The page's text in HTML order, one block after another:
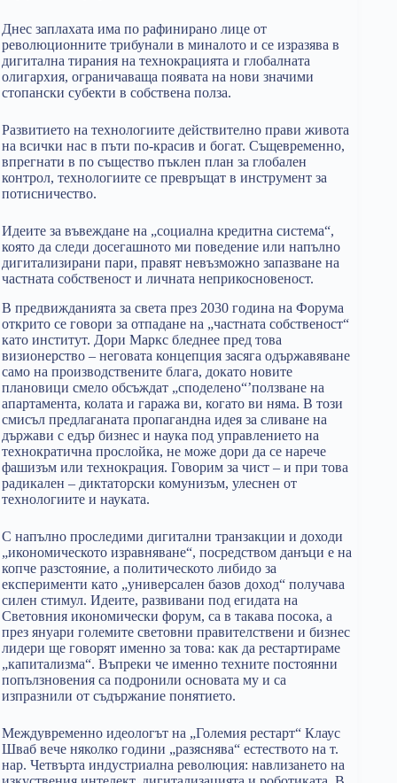
Днес заплахата има по рафинирано лице от
революционните трибунали в миналото и се изразява в
дигитална тирания на технокрацията и глобалната
олигархия, ограничаваща появата на нови значими
стопански субекти в собствена полза.
Развитието на технологиите действително прави живота
на всички нас в пъти по-красив и богат. Същевременно,
впрегнати в по същество пъклен план за глобален
контрол, технологиите се превръщат в инструмент за
потисничество.
Идеите за въвеждане на „социална кредитна система“,
която да следи досегашното ми поведение или напълно
дигитализирани пари, правят невъзможно запазване на
частната собственост и личната неприкосновеност.
В предвижданията за света през 2030 година на Форума
открито се говори за отпадане на „частната собственост“
като институт. Дори Маркс бледнее пред това
визионерство – неговата концепция засяга одържавяване
само на производствените блага, докато новите
плановици смело обсъждат „споделено“’ползване на
апартамента, колата и гаража ви, когато ви няма. В този
смисъл предлаганата пропагандна идея за сливане на
държави с едър бизнес и наука под управлението на
технократична прослойка, не може дори да се нарече
фашизъм или технокрация. Говорим за чист – и при това
радикален – диктаторски комунизъм, улеснен от
технологиите и науката.
С напълно проследими дигитални транзакции и доходи
„икономическото изравняване“, посредством данъци е на
копче разстояние, а политическото либидо за
експерименти като „универсален базов доход“ получава
силен стимул. Идеите, развивани под егидата на
Световния икономически форум, са в такава посока, а
през януари големите световни правителствени и бизнес
лидери ще говорят именно за това: как да рестартираме
„капитализма“. Въпреки че именно техните постоянни
попълзновения са подронили основата му и са
изпразнили от съдържание понятието.
Междувременно идеологът на „Големия рестарт“ Клаус
Шваб вече няколко години „разяснява“ естеството на т.
нар. Четвърта индустриална революция: навлизането на